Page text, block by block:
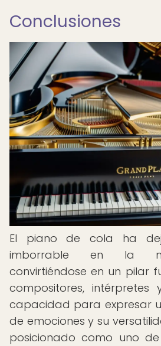
Conclusiones
El piano de cola ha
imborrable en la
convirtiéndose en un pilar
compositores, intérpretes
capacidad para expresar
de emociones y su
posicionado como uno